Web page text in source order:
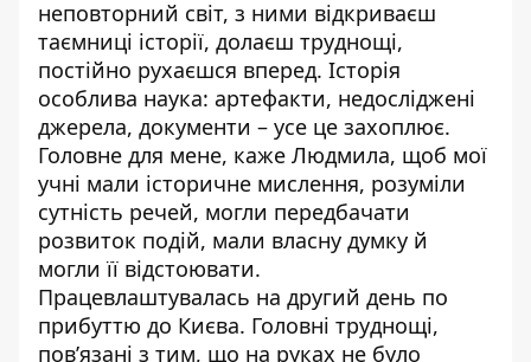
неповторний світ, з ними відкриваєш
таємниці історії, долаєш труднощі,
постійно рухаєшся вперед. Історія
особлива наука: артефакти, недосліджені
джерела, документи – усе це захоплює.
Головне для мене, каже Людмила, щоб мої
учні мали історичне мислення, розуміли
сутність речей, могли передбачати
розвиток подій, мали власну думку й
могли її відстоювати.
Працевлаштувалась на другий день по
прибуттю до Києва. Головні труднощі,
пов’язані з тим, що на руках не було